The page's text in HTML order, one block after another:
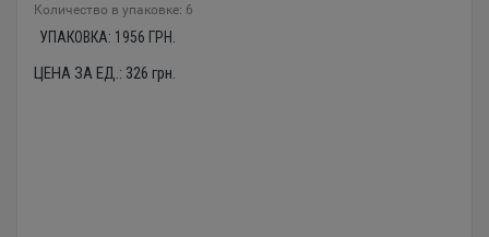
Количество в упаковке: 6
УПАКОВКА: 1956 ГРН.
ЦЕНА ЗА ЕД.: 326 грн.